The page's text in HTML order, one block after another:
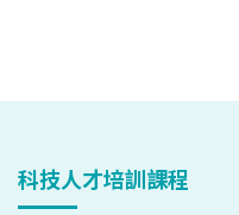
科技人才培訓課程